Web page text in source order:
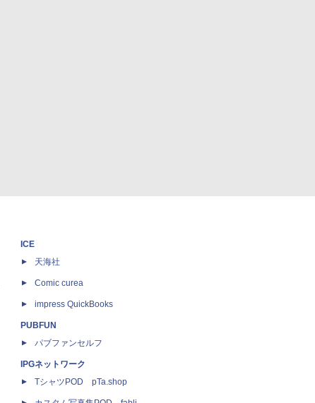
ICE
天海社
Comic curea
impress QuickBooks
PUBFUN
パブファンセルフ
IPGネットワーク
TシャツPOD pTa.shop